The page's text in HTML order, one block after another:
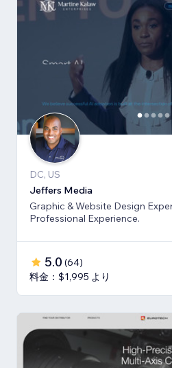
DC, US
Jeffers Media
Graphic & Website Design
Professional Experience.
5.0 (64)
料金：$1,995 より